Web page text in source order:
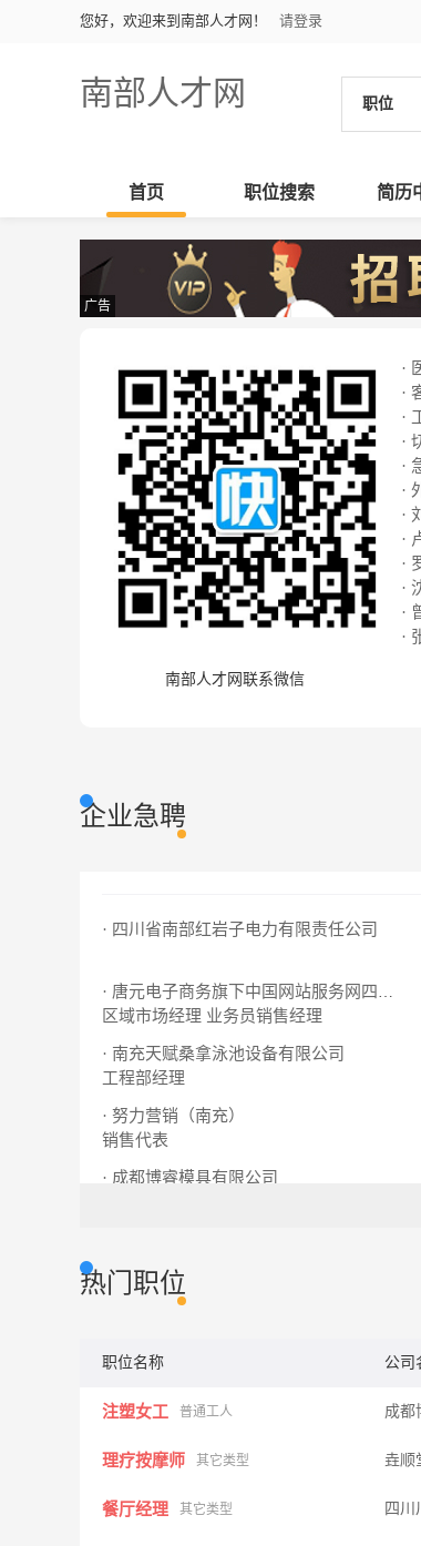
您好，欢迎来到南部人才网！ 请登录
南部人才网 职位
首页 职位搜索 简历
广告
南部人才网联系微信
·
·
·
·
·
·
·
·
·
·
·
·
企业急聘
· 四川省南部红岩子电力有限责任公司
· 唐元电子商务旗下中国网站服务网四川分公司
区域市场经理 业务员销售经理
· 南充天赋桑拿泳池设备有限公司
工程部经理
· 努力营销（南充）
销售代表
· 成都博睿模具有限公司
热门职位
职位名称 公司
注塑女工 普通工人 成都
理疗按摩师 其它类型 垚顺
餐厅经理 其它类型 四川